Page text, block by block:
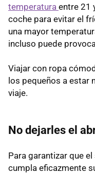
temperatura entre 21
coche para evitar el
una mayor
incluso puede
Viajar con ropa
los pequeños a estar
viaje.
No dejarles el
Para garantizar que
cumpla eficazmente